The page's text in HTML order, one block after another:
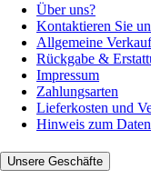
Über uns?
Kontaktieren Sie
Allgemeine
Rückgabe &
Impressum
Zahlungsarten
Lieferkosten und
Hinweis zum
Unsere Geschäfte